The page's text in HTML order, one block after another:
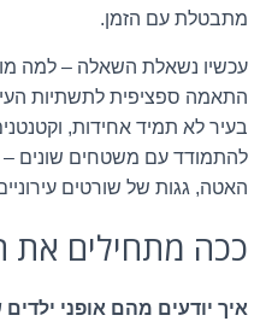
מתבטלת עם הזמן.
עכשיו נשאלת השאלה – למה
התאמה ספציפית לתשתיות
בעיר לא תמיד אחידות,
להתמודד עם משטחים שונים
האטה, גגות של שורטים
ככה מתחילים
איך יודעים מהם אופני